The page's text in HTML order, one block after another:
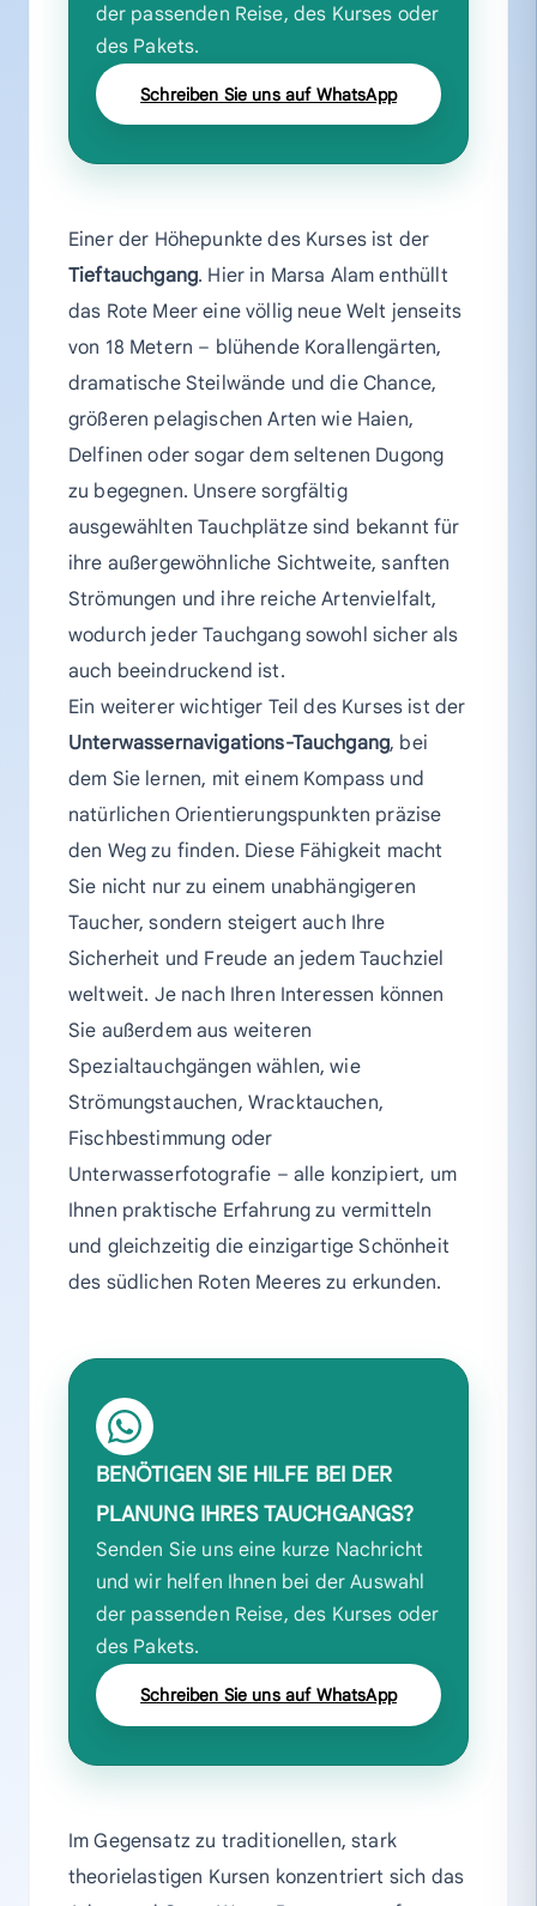
der passenden Reise, des Kurses oder
des Pakets.
Schreiben Sie uns auf WhatsApp
Einer der Höhepunkte des Kurses ist der
Tieftauchgang. Hier in Marsa Alam enthüllt
das Rote Meer eine völlig neue Welt jenseits
von 18 Metern – blühende Korallengärten,
dramatische Steilwände und die Chance,
größeren pelagischen Arten wie Haien,
Delfinen oder sogar dem seltenen Dugong
zu begegnen. Unsere sorgfältig
ausgewählten Tauchplätze sind bekannt für
ihre außergewöhnliche Sichtweite, sanften
Strömungen und ihre reiche Artenvielfalt,
wodurch jeder Tauchgang sowohl sicher als
auch beeindruckend ist.
Ein weiterer wichtiger Teil des Kurses ist der
Unterwassernavigations-Tauchgang, bei
dem Sie lernen, mit einem Kompass und
natürlichen Orientierungspunkten präzise
den Weg zu finden. Diese Fähigkeit macht
Sie nicht nur zu einem unabhängigeren
Taucher, sondern steigert auch Ihre
Sicherheit und Freude an jedem Tauchziel
weltweit. Je nach Ihren Interessen können
Sie außerdem aus weiteren
Spezialtauchgängen wählen, wie
Strömungstauchen, Wracktauchen,
Fischbestimmung oder
Unterwasserfotografie – alle konzipiert, um
Ihnen praktische Erfahrung zu vermitteln
und gleichzeitig die einzigartige Schönheit
des südlichen Roten Meeres zu erkunden.
BENÖTIGEN SIE HILFE BEI DER
PLANUNG IHRES TAUCHGANGS?
Senden Sie uns eine kurze Nachricht
und wir helfen Ihnen bei der Auswahl
der passenden Reise, des Kurses oder
des Pakets.
Schreiben Sie uns auf WhatsApp
Im Gegensatz zu traditionellen, stark
theorielastigen Kursen konzentriert sich das